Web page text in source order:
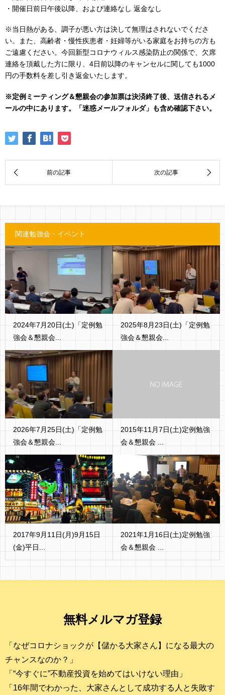
・開催日前日午後以降、および連絡なし 返金なし
※当日熱がある、調子が悪い方は決して無理はされないでくださ
い。また、高齢者・慢性疾患者・妊婦等がいる家庭をお持ちの方も
ご遠慮ください。今回新型コロナウィルス感染防止の関係で、欠席
連絡を頂戴した方に限り、4日前以降のキャンセルに関しても1000
円の手数料を差し引き返金いたします。
※定例ミーティング＆懇親会の参加票は決済終了後、送信されるメ
ールの中にあります。「迷惑メールフォルダ」も含め確認下さい。
関連勉強会・イベント
2024年7月20日(土)「定例勉
強会＆懇親会...
2025年8月23日(土)「定例勉
強会＆懇親会...
2026年7月25日(土)「定例勉
強会＆懇親会...
2015年11月7日(土)定例勉強
会＆懇親会 ...
2017年9月11日(月)9月15日
(金)平日...
2021年1月16日(土)定例勉強
会＆懇親会 ...
無料メルマガ登録
「なぜコロナショックが【儲かる大家さん】になる最大の
チャンスなのか？」
「“今すぐに”不動産投資を始めてはいけない理由」
「16年間でわかった、大家さんとして成功する人と失敗す